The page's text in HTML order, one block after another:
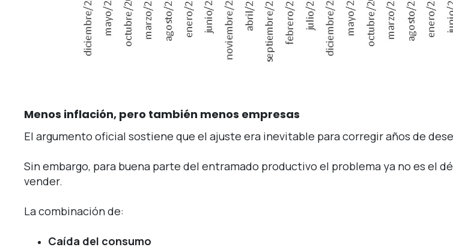
Menos inflación, pero también menos empresas
El argumento oficial sostiene que el ajuste era inevitable para corregir años de
Sin embargo, para buena parte del entramado productivo el problema ya no es el
vender.
La combinación de:
Caída del consumo